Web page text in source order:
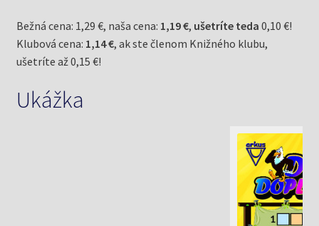
Bežná cena: 1,29 €, naša cena: 1,19 €, ušetríte teda 0,10 €!
Klubová cena: 1,14 €, ak ste členom Knižného klubu,
ušetríte až 0,15 €!
Ukážka